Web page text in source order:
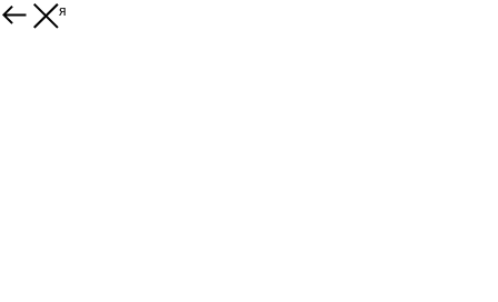
Вернуться